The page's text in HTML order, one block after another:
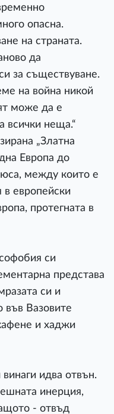
опасна.
на страната.
да
за съществуване.
на война никой
може да е
всички неща.“
„Златна
Европа до
между които е
в европейски
протегната в
си
представа
си и
във Вазовите
и хаджи
идва отвън.
инерция,
- отвъд